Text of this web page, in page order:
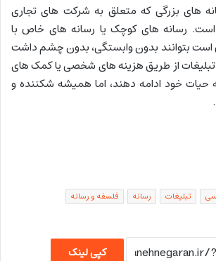
های بزرگی که متعلق به شرکت های تجاری
رسانه های کوچک یا رسانه های خاص با
بتوانند بدون وابستگی، بدون چشم داشت
تبلیغات از طریق هزینه های شخصی یا کمک های
حیات خود ادامه دهند، اما همیشه شکننده و
تبلیغات رسانه
فلسفه و رسانه
کپی لینک